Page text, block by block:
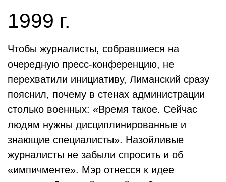
1999 г.
Чтобы журналисты, собравшиеся на
очередную пресс-конференцию, не
перехватили инициативу, Лиманский сразу
пояснил, почему в стенах администрации
столько военных: «Время такое. Сейчас
людям нужны дисциплинированные и
знающие специалисты». Назойливые
журналисты не забыли спросить и об
«импичменте». Мэр отнесся к идее